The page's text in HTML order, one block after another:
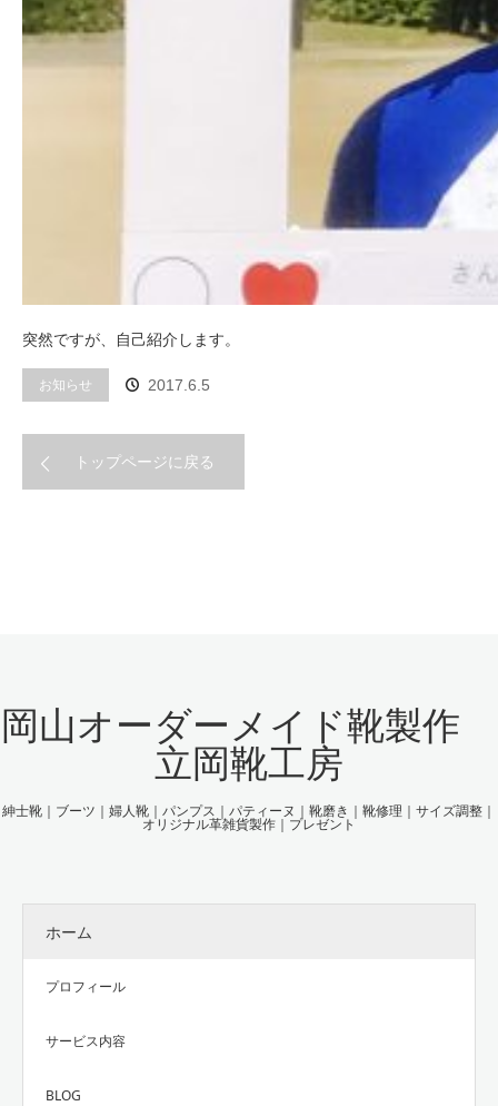
突然ですが、自己紹介します。
お知らせ 2017.6.5
トップページに戻る
岡山オーダーメイド靴製作
立岡靴工房
紳士靴｜ブーツ｜婦人靴｜パンプス｜パティーヌ｜靴磨き｜靴修理｜サイズ調整｜
オリジナル革雑貨製作｜プレゼント
ホーム
プロフィール
サービス内容
BLOG